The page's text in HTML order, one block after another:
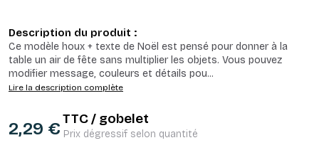
Description du produit :
Ce modèle houx + texte de Noël est pensé pour donner à la
table un air de fête sans multiplier les objets. Vous pouvez
modifier message, couleurs et détails pou...
Lire la description complète
2,29 €
TTC / gobelet
Prix dégressif selon quantité